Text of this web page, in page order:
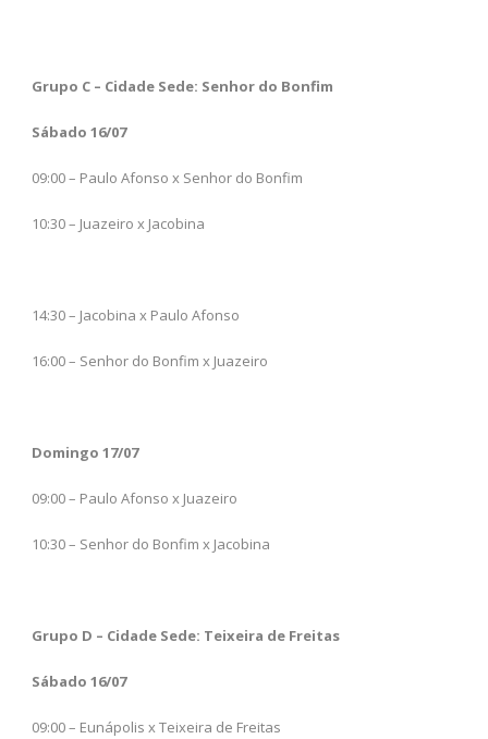
Grupo C – Cidade Sede: Senhor do Bonfim
Sábado 16/07
09:00 – Paulo Afonso x Senhor do Bonfim
10:30 – Juazeiro x Jacobina
14:30 – Jacobina x Paulo Afonso
16:00 – Senhor do Bonfim x Juazeiro
Domingo 17/07
09:00 – Paulo Afonso x Juazeiro
10:30 – Senhor do Bonfim x Jacobina
Grupo D – Cidade Sede: Teixeira de Freitas
Sábado 16/07
09:00 – Eunápolis x Teixeira de Freitas